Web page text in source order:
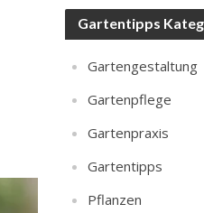
Gartentipps
Gartengestaltung
Gartenpflege
Gartenpraxis
Gartentipps
Pflanzen